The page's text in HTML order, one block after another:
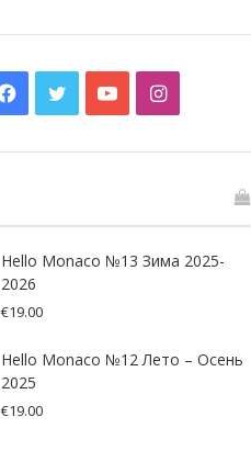
Facebook
TwitterYouTubeInstagram
Hello Monaco №13 Зима 2025-
2026
€19.00
Hello Monaco №12 Лето – Осень
2025
€19.00